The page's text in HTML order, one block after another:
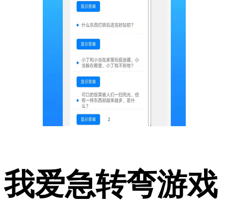
我爱急转弯游戏